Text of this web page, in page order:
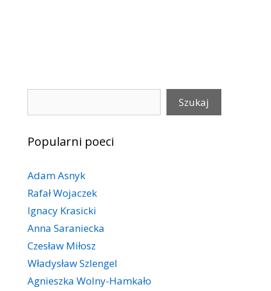
Szukaj
Popularni poeci
Adam Asnyk
Rafał Wojaczek
Ignacy Krasicki
Anna Saraniecka
Czesław Miłosz
Władysław Szlengel
Agnieszka Wolny-Hamkało